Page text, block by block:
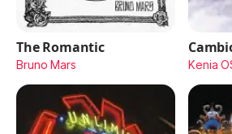
The Romantic
Bruno Mars Kenia